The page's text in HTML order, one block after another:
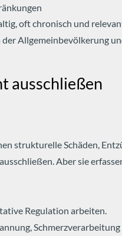
oft chronisch und
Allgemeinbevölkerung
ausschließen
strukturelle Schäden,
Aber sie
Regulation arbeiten.